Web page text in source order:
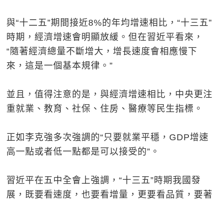
與“十二五”期間接近8%的年均增速相比，“十三五”
時期，經濟增速會明顯放緩。但在習近平看來，
“隨著經濟總量不斷增大，增長速度會相應慢下
來，這是一個基本規律。”
並且，值得注意的是，與經濟增速相比，中央更注
重就業、教育、社保、住房、醫療等民生指標。
正如李克強多次強調的“只要就業平穩，GDP增速
高一點或者低一點都是可以接受的”。
習近平在五中全會上強調，“十三五”時期我國發
展，既要看速度，也要看增量，更要看品質，要著